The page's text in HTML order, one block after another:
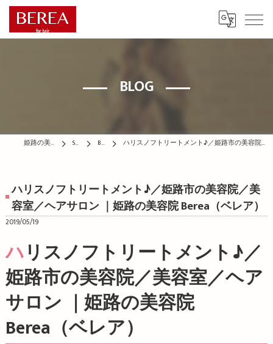
BLOG
姫路の美容院はBEREA STAFF BLOG ハリスノフトリートメント♪／姫路市の美容院／美容室／ヘアサロン ｜姫路の美容院 Berea（ベレア）
ハリスノフトリートメント♪／姫路市の美容院／美
容室／ヘアサロン ｜姫路の美容院 Berea（ベレア）
2019/05/19
ハリスノフトリートメント♪／
姫路市の美容院／美容室／ヘア
サロン ｜姫路の美容院
Berea（ベレア）